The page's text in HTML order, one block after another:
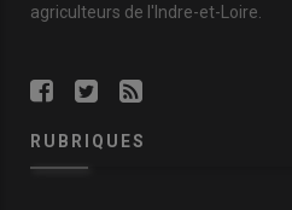
agriculteurs de l'Indre-et-Loire.
RUBRIQUES